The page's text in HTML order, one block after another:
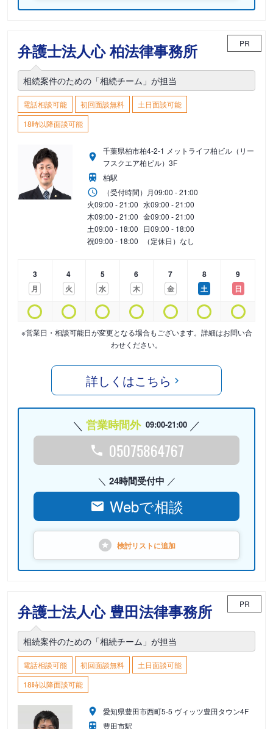
弁護士法人心 柏法律事務所 PR
相続案件のための「相続チーム」が担当
電話相談可能 初回面談無料
土日面談可能
18時以降面談可能
千葉県柏市柏4-2-1 メットライフ柏ビル（リー
フスクエア柏ビル）3F
柏駅
（受付時間） 月09:00 - 21:00
火09:00 - 21:00 水09:00 - 21:00
木09:00 - 21:00 金09:00 - 21:00
土09:00 - 18:00 日09:00 - 18:00
祝09:00 - 18:00 （定休日）なし
3
月
4
火
5
水
6
木
7
金
8
土
9
日
※営業日・相談可能日が変更となる場合もございます。詳細はお問い合
わせください。
詳しくはこちら
営業時間外 09:00-21:00
05075864767
24時間受付中
Webで相談
検討リストに追加
弁護士法人心 豊田法律事務所 PR
相続案件のための「相続チーム」が担当
電話相談可能 初回面談無料
土日面談可能
18時以降面談可能
愛知県豊田市西町5-5 ヴィッツ豊田タウン4F
豊田市駅